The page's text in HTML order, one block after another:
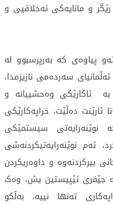
و مانایەکی ئەخلاقیی و
پیاوەی کە بەرپرسبوو لە
سەردەمی نازیزمدا،
ئاکارێکی وەحشییانە و
ئارێنت دەڵێت، خراپەکارێکی
نوێنەرایەتی سیستمێکی
ئەم نوێنەرایەتیکردنەشی
بیرکردنەوە و داوەریکردن
جێفری ئێپیستین یش، وەک
تەنها نییە، بەڵکو